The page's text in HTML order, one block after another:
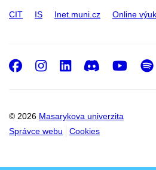
CIT IS Inet.muni.cz Online
© 2026 Masarykova univerzita
Správce webu
Cookies
Facebook
Instagram
LinkedIn